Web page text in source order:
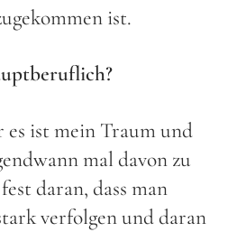
ist.
ist mein Traum und
mal davon zu
daran, dass man
verfolgen und daran